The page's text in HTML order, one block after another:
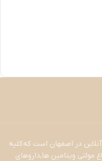
آنلاین در اصفهان است که کلیه
مولتی ویتامین ها,داروهای